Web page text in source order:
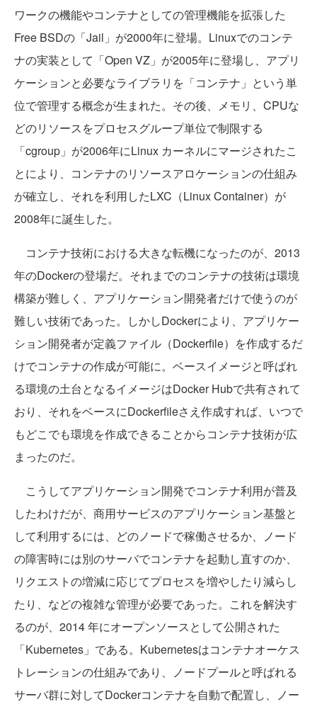
ワークの機能やコンテナとしての管理機能を拡張した
Free BSDの「Jail」が2000年に登場。Linuxでのコンテ
ナの実装として「Open VZ」が2005年に登場し、アプリ
ケーションと必要なライブラリを「コンテナ」という単
位で管理する概念が生まれた。その後、メモリ、CPUな
どのリソースをプロセスグループ単位で制限する
「cgroup」が2006年にLinux カーネルにマージされたこ
とにより、コンテナのリソースアロケーションの仕組み
が確立し、それを利用したLXC（Linux Container）が
2008年に誕生した。
コンテナ技術における大きな転機になったのが、2013
年のDockerの登場だ。それまでのコンテナの技術は環境
構築が難しく、アプリケーション開発者だけで使うのが
難しい技術であった。しかしDockerにより、アプリケー
ション開発者が定義ファイル（Dockerfile）を作成するだ
けでコンテナの作成が可能に。ベースイメージと呼ばれ
る環境の土台となるイメージはDocker Hubで共有されて
おり、それをベースにDockerfileさえ作成すれば、いつで
もどこでも環境を作成できることからコンテナ技術が広
まったのだ。
こうしてアプリケーション開発でコンテナ利用が普及
したわけだが、商用サービスのアプリケーション基盤と
して利用するには、どのノードで稼働させるか、ノード
の障害時には別のサーバでコンテナを起動し直すのか、
リクエストの増減に応じてプロセスを増やしたり減らし
たり、などの複雑な管理が必要であった。これを解決す
るのが、2014 年にオープンソースとして公開された
「Kubernetes」である。Kubernetesはコンテナオーケス
トレーションの仕組みであり、ノードプールと呼ばれる
サーバ群に対してDockerコンテナを自動で配置し、ノー